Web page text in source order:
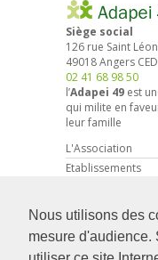
Nous utilisons des
mesure d'audience.
Siège social
126 rue Saint
49018Angers
02 41 68 98 50
l’Adapei 49 est
qui milite en
leur famille
L'Association
Etablissements
Actions
Actualités